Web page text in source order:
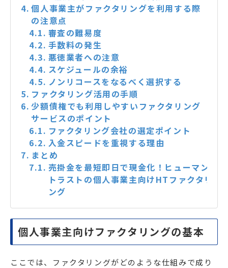
個人事業主がファクタリングを利用する際
の注意点
審査の難易度
手数料の発生
悪徳業者への注意
スケジュールの余裕
ノンリコースをなるべく選択する
ファクタリング活用の手順
少額債権でも利用しやすいファクタリング
サービスのポイント
ファクタリング会社の選定ポイント
入金スピードを重視する理由
まとめ
売掛金を最短即日で現金化！ヒューマン
トラストの個人事業主向けHTファクタリ
ング
個人事業主向けファクタリングの基本
ここでは、ファクタリングがどのような仕組みで成り